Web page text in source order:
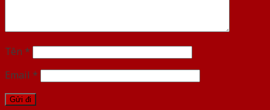
Tên *
Email *